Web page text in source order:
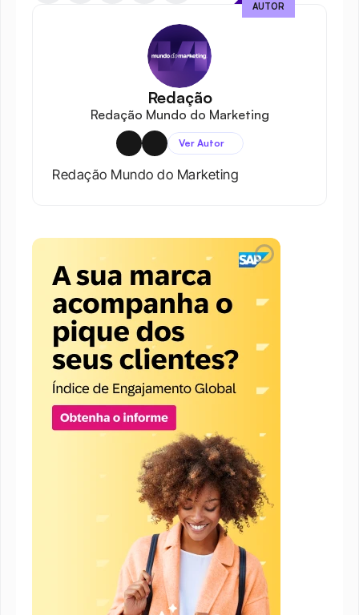
Redação
Redação Mundo do Marketing
Ver Autor
Redação Mundo do Marketing
AUTOR